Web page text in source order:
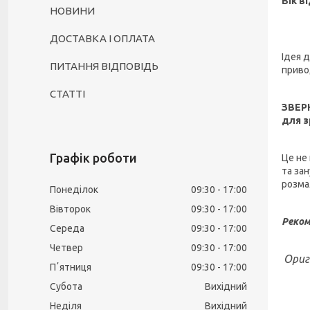
Ідея
для
Це не
та
НОВИНИ
ДОСТАВКА І ОПЛАТА
ПИТАННЯ ВІДПОВІДЬ
СТАТТІ
Графік роботи
Понеділок 09:30
17:00
Вівторок
09:30
17:00
Середа
09:30
17:00
Четвер
09:30
17:00
Пʼятниця
09:30
17:00
Субота
Вихідний
Неділя
Вихідний